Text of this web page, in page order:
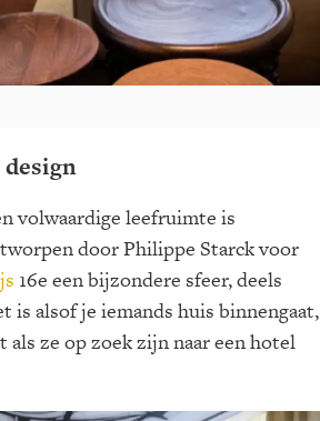
volwaardige leefruimte is
door Philippe Starck voor
16e een bijzondere sfeer, deels
alsof je iemands huis binnengaat,
ze op zoek zijn naar een hotel